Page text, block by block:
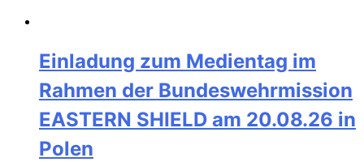
Einladung zum Medientag im
Rahmen der Bundeswehrmission
EASTERN SHIELD am 20.08.26 in
Polen